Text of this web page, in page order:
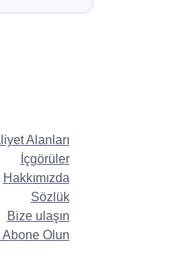
Alanları
İçgörüler
Hakkımızda
Sözlük
Bize ulaşın
Abone Olun